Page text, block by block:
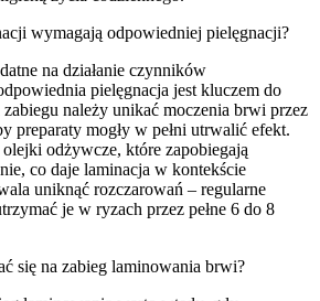
wymagają odpowiedniej pielęgnacji?
na działanie czynników
pielęgnacja jest kluczem do
należy unikać moczenia brwi przez
preparaty mogły w pełni utrwalić efekt.
odżywcze, które zapobiegają
co daje laminacja w kontekście
uniknąć rozczarowań – regularne
je w ryzach przez pełne 6 do 8
się na zabieg laminowania brwi?